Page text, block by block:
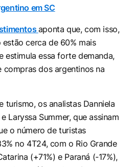
em SC
aponta que, com isso,
cerca de 60% mais
estimula essa forte demanda,
compras dos argentinos na
turismo, os analistas Danniela
Laryssa Summer, que assinam
o número de turistas
no 4T24, com o Rio Grande
(+71%) e Paraná (-17%),